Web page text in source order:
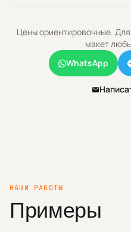
Цены ориентировочные.
макет
WhatsApp
НАШИ РАБОТЫ
Примеры